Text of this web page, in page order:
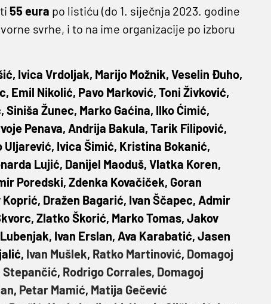
55 eura po listiću (do 1. siječnja 2023. godine
svrhe, i to na ime organizacije po izboru
Ivica Vrdoljak, Marijo Možnik, Veselin Đuho,
Emil Nikolić, Pavo Marković, Toni Živković,
Žunec, Marko Gaćina, Ilko Ćimić,
Penava, Andrija Bakula, Tarik Filipović,
Ivica Šimić, Kristina Bokanić,
Lujić, Danijel Maoduš, Vlatka Koren,
Poredski, Zdenka Kovačiček, Goran
Dražen Bagarić, Ivan Ščapec, Admir
Zlatko Škorić, Marko Tomas, Jakov
Ivan Erslan, Ava Karabatić, Jasen
Ivan Mušlek, Ratko Martinović, Domagoj
Stepančić, Rodrigo Corrales, Domagoj
, Petar Mamić, Matija Gečević